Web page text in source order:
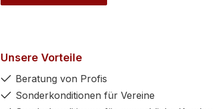
Unsere Vorteile
Beratung von Profis
Sonderkonditionen für Vereine